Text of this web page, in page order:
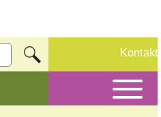
Kontakt